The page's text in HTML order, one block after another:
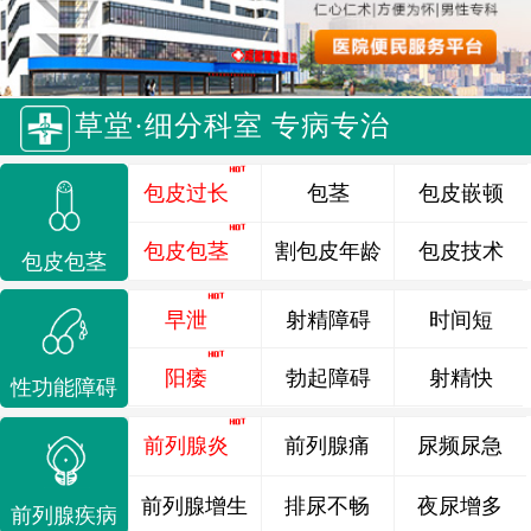
草堂·细分科室 专病专治
包皮包茎
包皮过长
包皮包茎
包茎
割包皮年龄
包皮嵌顿
包皮技术
性功能障碍
早泄
阳痿
射精障碍
勃起障碍
时间短
射精快
前列腺疾病
前列腺炎 前列腺痛 尿频尿急
前列腺增生 排尿不畅 夜尿增多